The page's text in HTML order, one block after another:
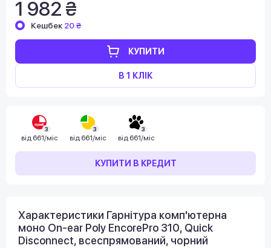
1 982 ₴
КУПИТИ
В 1 КЛІК
Кешбек 20 ₴
3
від 661/міс
3
від 661/міс
3
від 661/міс
КУПИТИ В КРЕДИТ
Характеристики Гарнітура комп'ютерна
моно On-ear Poly EncorePro 310, Quick
Disconnect, всеспрямований, чорний